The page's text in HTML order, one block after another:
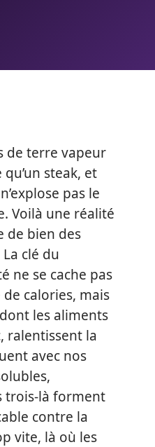
de terre vapeur
steak, et
pas le
Voilà une réalité
de bien des
clé du
ne se cache pas
calories, mais
les aliments
ralentissent la
avec nos
trois-là forment
contre la
vite, là où les